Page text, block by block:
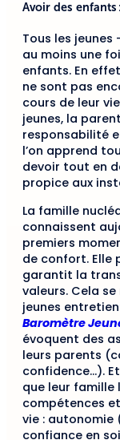
Avoir des
Tous les
au moins une
enfants. En
ne sont pas
cours de leur vie
jeunes, la
responsabilité
l’on apprend
devoir tout en
propice aux
La famille
connaissent
premiers
de confort. Elle
garantit la
valeurs. Cela
jeunes
Baromètre
évoquent des
leurs parents
confidence…).
que leur famille
compétences
vie : autonomie
confiance en